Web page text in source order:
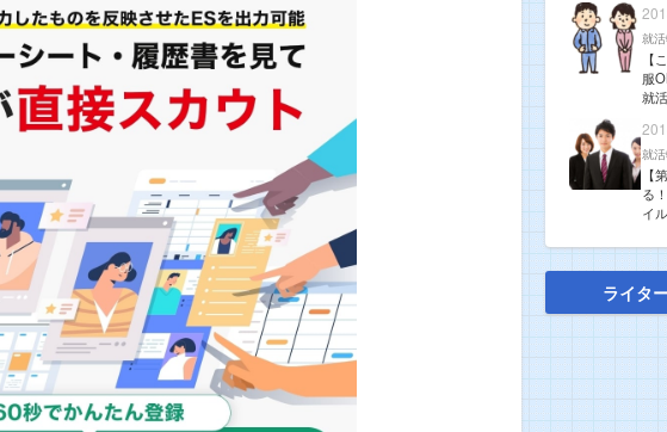
就
【
服
就
就
【
る
イ
ライタ